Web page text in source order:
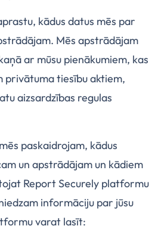
kādus datus mēs par
Mēs apstrādājam
ar mūsu pienākumiem, kas
privātuma tiesību aktiem,
aizsardzības regulas
paskaidrojam, kādus
un apstrādājam un kādiem
Report Securely platformu
informāciju par jūsu
varat lasīt: